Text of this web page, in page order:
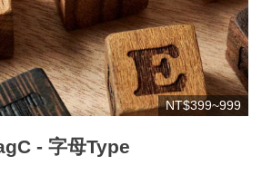
NT$399~999
- 字母Type